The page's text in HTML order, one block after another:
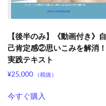
【後半のみ】《動画付き》自
己肯定感②思いこみを解消！
実践テキスト
¥25,000 （税抜）
今すぐ購入